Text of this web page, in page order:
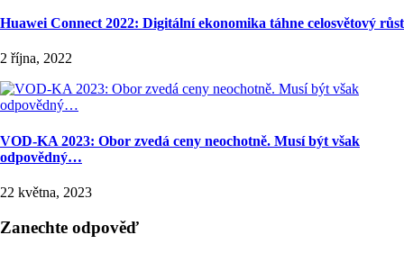
Huawei Connect 2022: Digitální ekonomika táhne celosvětový růst
2 října, 2022
VOD-KA 2023: Obor zvedá ceny neochotně. Musí být však
odpovědný…
22 května, 2023
Zanechte odpověď